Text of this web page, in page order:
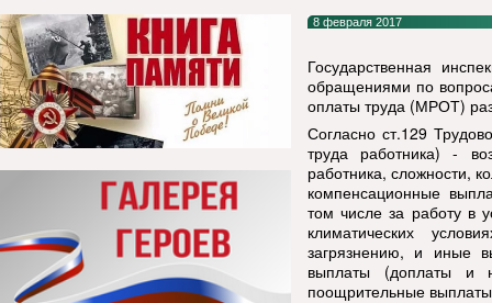
8 февраля 2017
Государственная
обращениями по
оплаты труда (МРОТ)
Согласно ст.129
труда работника) -
работника, сложности,
компенсационные
том числе за работу в
климатических
загрязнению, и иные
выплаты (доплаты и
поощрительные